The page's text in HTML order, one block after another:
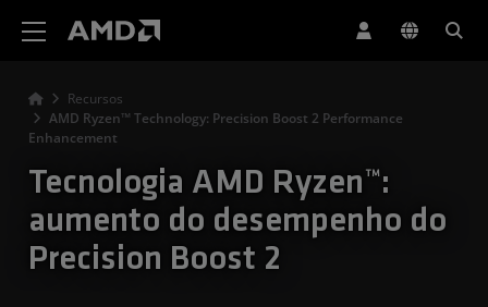
Recursos
AMD Ryzen™ Technology: Precision Boost 2 Performance
Enhancement
Tecnologia AMD Ryzen™:
aumento do desempenho do
Precision Boost 2